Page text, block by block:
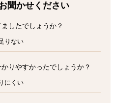
聞かせ ください
したでしょうか？
りない
りやすかったでしょうか？
にくい